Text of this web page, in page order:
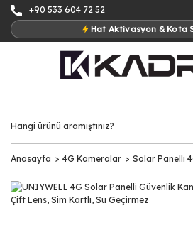
+90 533 604 72 52
Hat Aktivasyon & Kota
Anasayfa 4G Kameralar Solar Panelli